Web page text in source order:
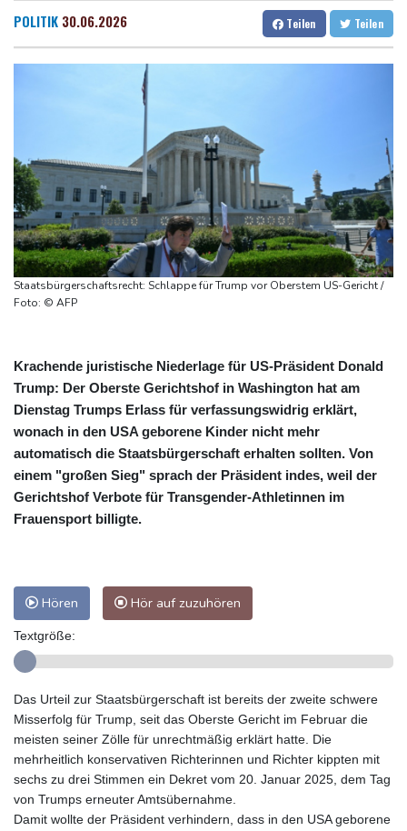
Dresden
Wien
22 °C
Salzburg
19 °C
Baden-Baden
13 °C
Bericht: EU importiert wieder mehr Flüssiggas aus Russland
Militärverwaltung: Mindestens drei Tote durch russische Angriffe
in Region Kiew
BUND kritisiert Lockerung von Sonntagsfahrverbot für Lkw - BDI
Kolumbien: Neuer Präsident kündigt "unermüdlichen" Kampf
gegen Drogengewalt an
BUND kritisiert Lockerung von Sonn- und Feiertagsfahrverbot für
Lastwagen
POLITIK 30.06.2026 Teilen Teilen
Staatsbürgerschaftsrecht: Schlappe für Trump vor Oberstem US-Gericht /
Foto: © AFP
Krachende juristische Niederlage für US-Präsident Donald
Trump: Der Oberste Gerichtshof in Washington hat am
Dienstag Trumps Erlass für verfassungswidrig erklärt,
wonach in den USA geborene Kinder nicht mehr
automatisch die Staatsbürgerschaft erhalten sollten. Von
einem "großen Sieg" sprach der Präsident indes, weil der
Gerichtshof Verbote für Transgender-Athletinnen im
Frauensport billigte.
Hören Hör auf zuzuhören
Textgröße:
Das Urteil zur Staatsbürgerschaft ist bereits der zweite schwere
Misserfolg für Trump, seit das Oberste Gericht im Februar die
meisten seiner Zölle für unrechtmäßig erklärt hatte. Die
mehrheitlich konservativen Richterinnen und Richter kippten mit
sechs zu drei Stimmen ein Dekret vom 20. Januar 2025, dem Tag
von Trumps erneuter Amtsübernahme.
Damit wollte der Präsident verhindern, dass in den USA geborene